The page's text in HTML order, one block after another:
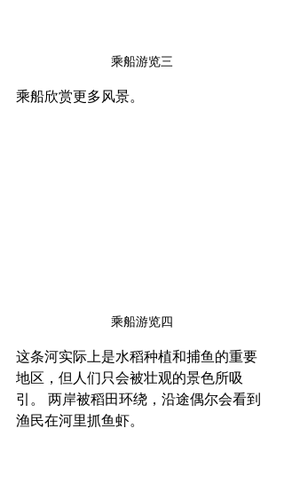
乘船游览三
乘船欣赏更多风景。
乘船游览四
这条河实际上是水稻种植和捕鱼的重要
地区，但人们只会被壮观的景色所吸
引。 两岸被稻田环绕，沿途偶尔会看到
渔民在河里抓鱼虾。